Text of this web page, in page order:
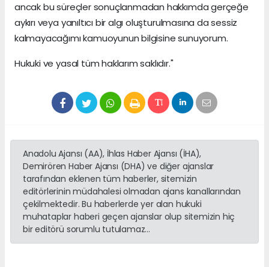
ancak bu süreçler sonuçlanmadan hakkımda gerçeğe
aykırı veya yanıltıcı bir algı oluşturulmasına da sessiz
kalmayacağımı kamuoyunun bilgisine sunuyorum.
Hukuki ve yasal tüm haklarım saklıdır."
Anadolu Ajansı (AA), İhlas Haber Ajansı (İHA),
Demirören Haber Ajansı (DHA) ve diğer ajanslar
tarafından eklenen tüm haberler, sitemizin
editörlerinin müdahalesi olmadan ajans kanallarından
çekilmektedir. Bu haberlerde yer alan hukuki
muhataplar haberi geçen ajanslar olup sitemizin hiç
bir editörü sorumlu tutulamaz...